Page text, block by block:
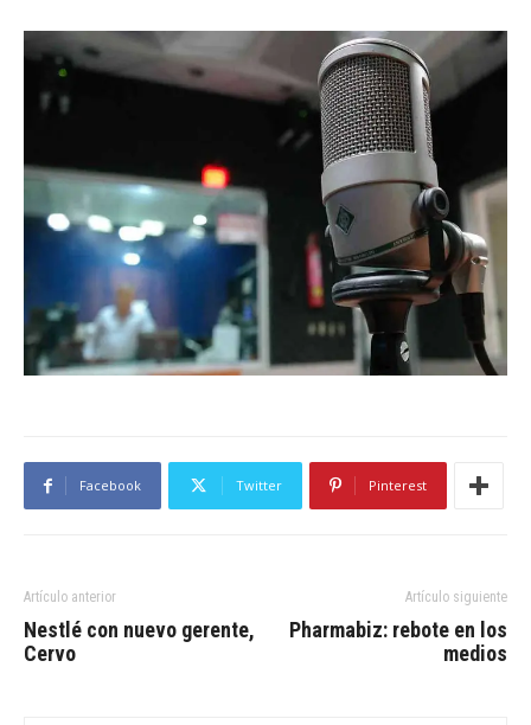
Facebook Twitter Pinterest
Artículo anterior
Nestlé con nuevo gerente,
Cervo
Artículo siguiente
Pharmabiz: rebote en los
medios